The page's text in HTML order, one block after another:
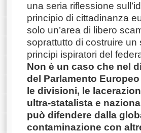
una seria riflessione
principio di cittadinanza
solo un’area di libero
soprattutto di costruire
principi ispiratori del
Non è un caso che nel
del Parlamento
le divisioni, le
ultra-statalista e
può difendere dalla
contaminazione con